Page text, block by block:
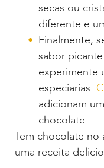
secas ou
diferente e
Finalmente,
sabor
experimente
especiarias.
adicionam
chocolate.
Tem chocolate no
uma receita